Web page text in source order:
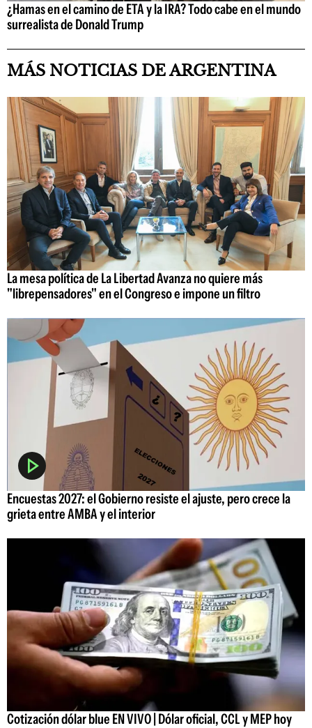
¿Hamas en el camino de ETA y la IRA? Todo cabe en el mundo
surrealista de Donald Trump
MÁS NOTICIAS DE ARGENTINA
La mesa política de La Libertad Avanza no quiere más
"librepensadores" en el Congreso e impone un filtro
Encuestas 2027: el Gobierno resiste el ajuste, pero crece la
grieta entre AMBA y el interior
Cotización dólar blue EN VIVO | Dólar oficial, CCL y MEP hoy